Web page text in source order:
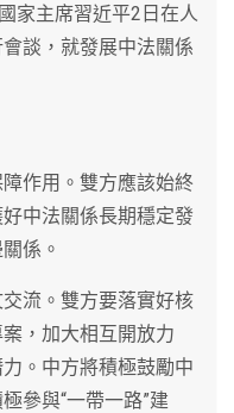
家主席習近平2日在人
談，就發展中法關係
作用。雙方應該始終
中法關係長期穩定發
係。
流。雙方要落實好核
，加大相互開放力
。中方將積極鼓勵中
參與“一帶一路”建